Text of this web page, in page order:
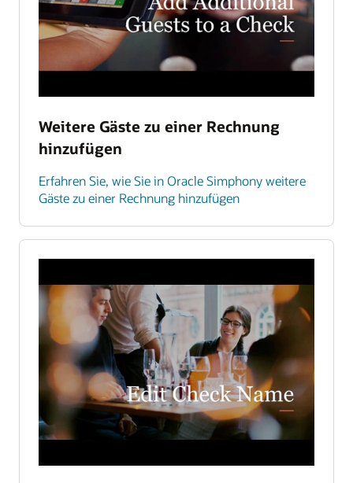
Weitere Gäste zu einer Rechnung
hinzufügen
Erfahren Sie, wie Sie in Oracle Simphony weitere
Gäste zu einer Rechnung hinzufügen